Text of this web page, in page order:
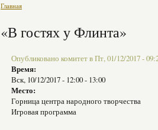
Главная
«В гостях у Флинта»
Опубликовано комитет в Пт, 01/12/2017 -
Время:
Вск, 10/12/2017 - 12:00- 13:00
Место:
Горница центра народного творчества
Игровая программа